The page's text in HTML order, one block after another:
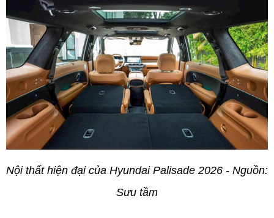
Nội thất hiện đại của Hyundai Palisade 2026 - Nguồn:
Sưu tầm